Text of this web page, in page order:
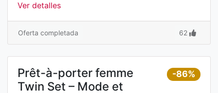
Ver detalles
Oferta completada 62
-86%
Prêt-à-porter femme
Twin Set – Mode et